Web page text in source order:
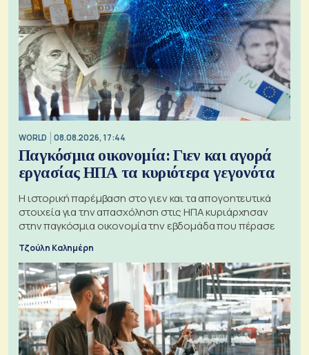
WORLD 08.08.2026, 17:44
Παγκόσμια οικονομία: Γιεν και αγορά
εργασίας ΗΠΑ τα κυριότερα γεγονότα
Η ιστορική παρέμβαση στο γιεν και τα απογοητευτικά
στοιχεία για την απασχόληση στις ΗΠΑ κυριάρχησαν
στην παγκόσμια οικονομία την εβδομάδα που πέρασε
Τζούλη Καλημέρη